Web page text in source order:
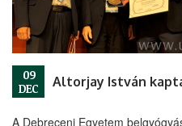
09
DEC
Altorjay István
A Debreceni Egyetem